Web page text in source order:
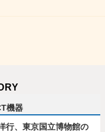
機器
行、東京国立博物館の